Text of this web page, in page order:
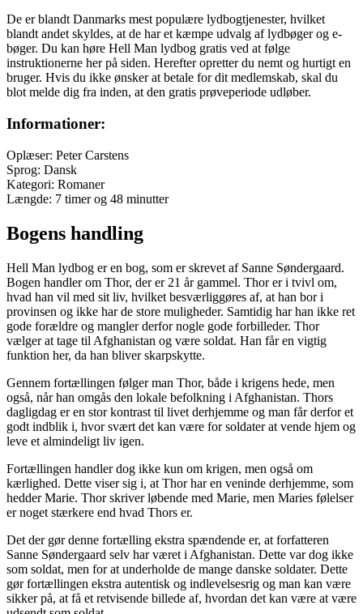
De er blandt Danmarks mest populære lydbogtjenester, hvilket
blandt andet skyldes, at de har et kæmpe udvalg af lydbøger og e-
bøger. Du kan høre Hell Man lydbog gratis ved at følge
instruktionerne her på siden. Herefter opretter du nemt og hurtigt en
bruger. Hvis du ikke ønsker at betale for dit medlemskab, skal du
blot melde dig fra inden, at den gratis prøveperiode udløber.
Informationer:
Oplæser: Peter Carstens
Sprog: Dansk
Kategori: Romaner
Længde: 7 timer og 48 minutter
Bogens handling
Hell Man lydbog er en bog, som er skrevet af Sanne Søndergaard.
Bogen handler om Thor, der er 21 år gammel. Thor er i tvivl om,
hvad han vil med sit liv, hvilket besværliggøres af, at han bor i
provinsen og ikke har de store muligheder. Samtidig har han ikke ret
gode forældre og mangler derfor nogle gode forbilleder. Thor
vælger at tage til Afghanistan og være soldat. Han får en vigtig
funktion her, da han bliver skarpskytte.
Gennem fortællingen følger man Thor, både i krigens hede, men
også, når han omgås den lokale befolkning i Afghanistan. Thors
dagligdag er en stor kontrast til livet derhjemme og man får derfor et
godt indblik i, hvor svært det kan være for soldater at vende hjem og
leve et almindeligt liv igen.
Fortællingen handler dog ikke kun om krigen, men også om
kærlighed. Dette viser sig i, at Thor har en veninde derhjemme, som
hedder Marie. Thor skriver løbende med Marie, men Maries følelser
er noget stærkere end hvad Thors er.
Det der gør denne fortælling ekstra spændende er, at forfatteren
Sanne Søndergaard selv har været i Afghanistan. Dette var dog ikke
som soldat, men for at underholde de mange danske soldater. Dette
gør fortællingen ekstra autentisk og indlevelsesrig og man kan være
sikker på, at få et retvisende billede af, hvordan det kan være at være